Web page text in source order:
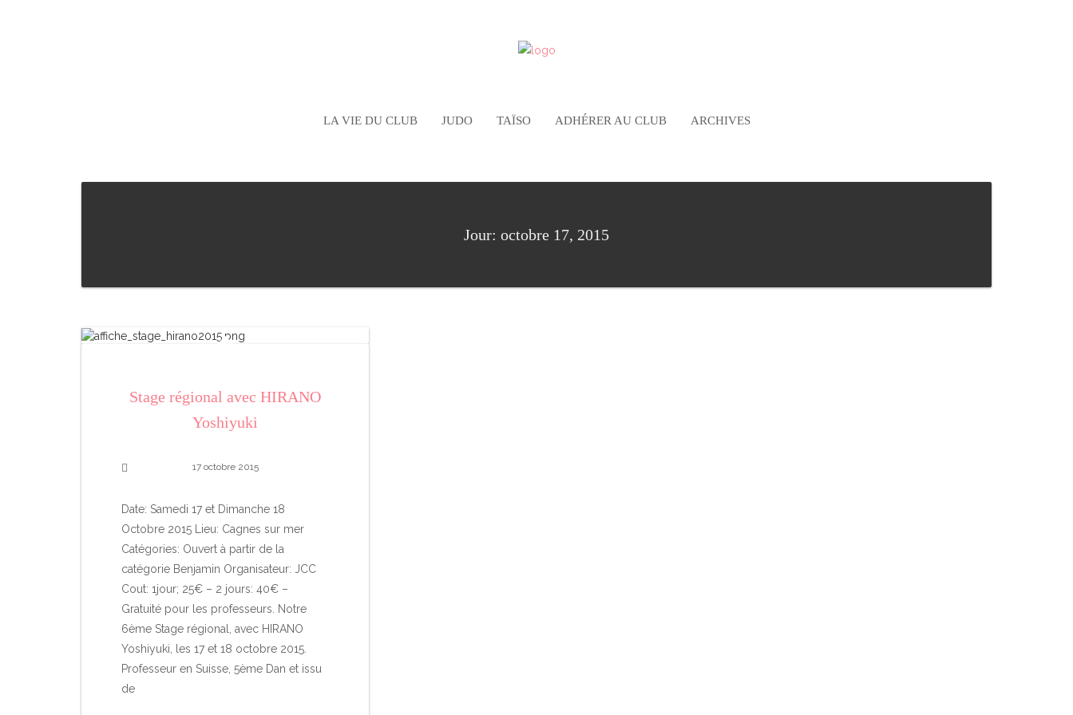
LA VIE DU CLUB JUDO TAÏSO ADHÉRER AU CLUB ARCHIVES
Jour: octobre 17, 2015
Stage régional avec HIRANO
Yoshiyuki
17 octobre 2015
Date: Samedi 17 et Dimanche 18
Octobre 2015 Lieu: Cagnes sur mer
Catégories: Ouvert à partir de la
catégorie Benjamin Organisateur: JCC
Cout: 1jour; 25€ – 2 jours: 40€ –
Gratuité pour les professeurs. Notre
6ème Stage régional, avec HIRANO
Yoshiyuki, les 17 et 18 octobre 2015.
Professeur en Suisse, 5ème Dan et issu
de